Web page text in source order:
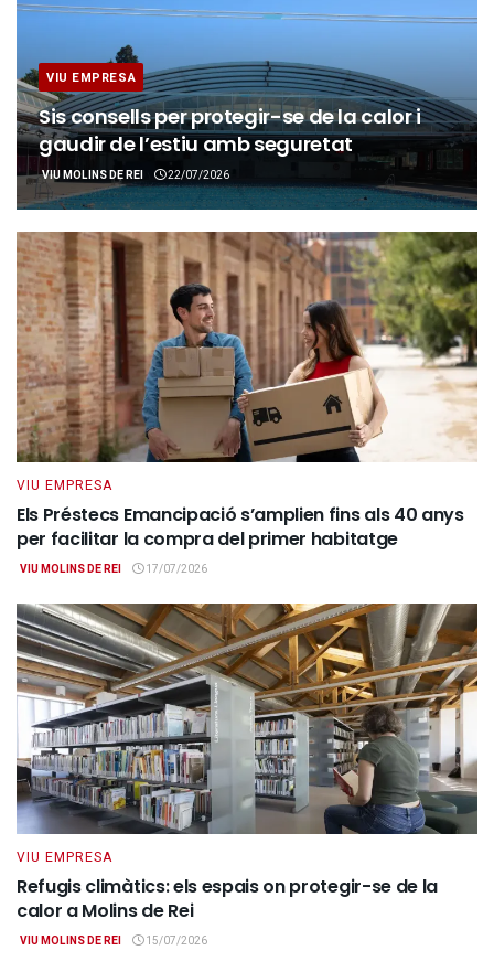
VIU EMPRESA
Sis consells per protegir-se de la calor i
gaudir de l’estiu amb seguretat
VIU MOLINS DE REI 22/07/2026
VIU EMPRESA
Els Préstecs Emancipació s’amplien fins als 40 anys
per facilitar la compra del primer habitatge
VIU MOLINS DE REI 17/07/2026
VIU EMPRESA
Refugis climàtics: els espais on protegir-se de la
calor a Molins de Rei
VIU MOLINS DE REI 15/07/2026